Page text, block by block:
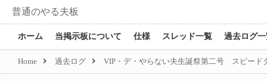
普通のやる夫板
ホーム 当掲示板について 仕様 スレッド一覧 過去ログ
Home 過去ログ VIP・デ・やらない夫生誕祭第二号 スピー